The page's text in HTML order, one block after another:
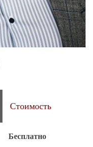
Стоимость
Бесплатно